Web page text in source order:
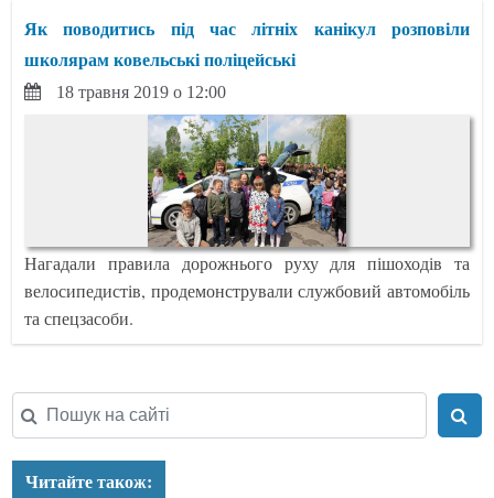
Як поводитись під час літніх канікул розповіли
школярам ковельські поліцейські
18 травня 2019 о 12:00
Нагадали правила дорожнього руху для пішоходів та
велосипедистів, продемонстрували службовий автомобіль
та спецзасоби.
Читайте також: